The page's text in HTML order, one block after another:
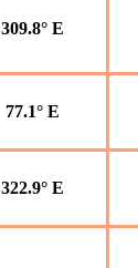
309.8° E
77.1° E
322.9° E